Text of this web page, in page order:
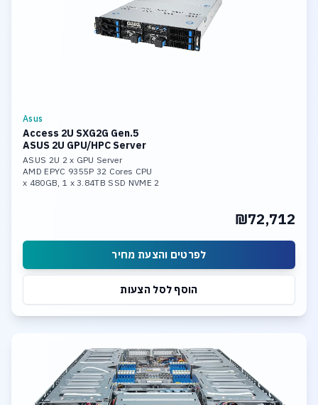
Asus
Access 2U SXG2G Gen.5
ASUS 2U GPU/HPC Server
ASUS 2U 2 x GPU Server
AMD EPYC 9355P 32 Cores CPU
2 x 480GB, 1 x 3.84TB SSD NVME
₪72,712
לפרטים והצעת מחיר
הוסף לסל הצעות